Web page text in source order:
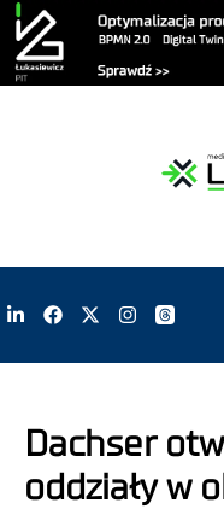
Dachser
oddziały w